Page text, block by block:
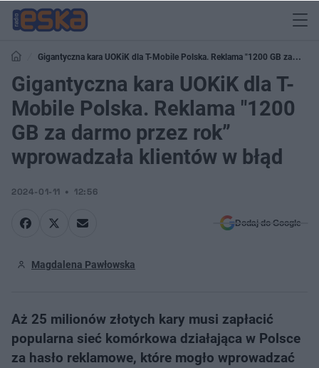
Gigantyczna kara UOKiK dla T-Mobile Polska. Reklama "1200 GB za
darmo przez rok” wprowadzała klientów w błąd
Gigantyczna kara UOKiK dla T-
Mobile Polska. Reklama "1200
GB za darmo przez rok”
wprowadzała klientów w błąd
2024-01-11 12:56
Dodaj do Google
Magdalena Pawłowska
Aż 25 milionów złotych kary musi zapłacić
popularna sieć komórkowa działająca w Polsce
za hasło reklamowe, które mogło wprowadzać